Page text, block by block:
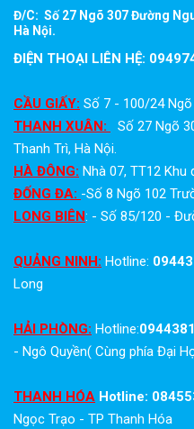
Đ/C: Số 27 Ngõ 307 Đường
Hà Nội.
ĐIỆN THOẠI LIÊN HỆ:
CẦU GIẤY: Số 7 - 100/24
THANH XUÂN:
Số 27 Ngõ
Thanh Trì, Hà Nội.
HÀ ĐÔNG: Nhà 07, TT12
ĐỐNG ĐA: -Số 8 Ngõ 102
LONG BIÊN: - Số 85/120 -
QUẢNG NINH: Hotline:
Long
HẢI PHÒNG: Hotline:
- Ngô Quyền( Cùng phía Đại
THANH HÓA Hotline:
Ngọc Trạo - TP Thanh Hóa